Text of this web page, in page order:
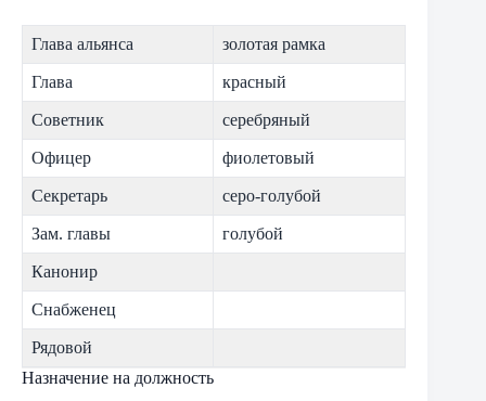
Глава альянса золотая рамка
Глава красный
Советник серебряный
Офицер фиолетовый
Секретарь серо-голубой
Зам. главы голубой
Канонир
Снабженец
Рядовой
Назначение на должность